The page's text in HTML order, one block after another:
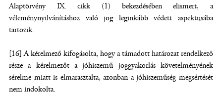
Alaptörvény IX. cikk (1) bekezdésében elismert, a
véleménynyilvánításhoz való jog leginkább védett aspektusába
tartozik.
[16] A kérelmező kifogásolta, hogy a támadott határozat rendelkező
része a kérelmezőt a jóhiszemű joggyakorlás követelményének
sérelme miatt is elmarasztalta, azonban a jóhiszeműség megsértését
nem indokolta.